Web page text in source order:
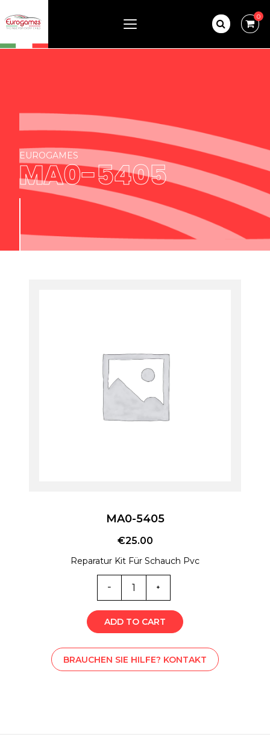
0
EUROGAMES
MA0-5405
MA0-5405
€25.00
Reparatur Kit Für Schauch Pvc
MA0-
5405
Menge
ADD TO CART
BRAUCHEN SIE HILFE? KONTAKT